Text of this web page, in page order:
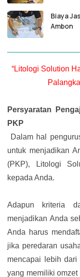
Biaya
Ambon
“Litologi Solution
Persyaratan
PKP
Dalam hal
untuk menjadikan
(PKP), Litologi
kepada Anda.
Adapun kriteria
menjadikan Anda
Anda harus
jika peredaran
mencapai lebih
yang memiliki